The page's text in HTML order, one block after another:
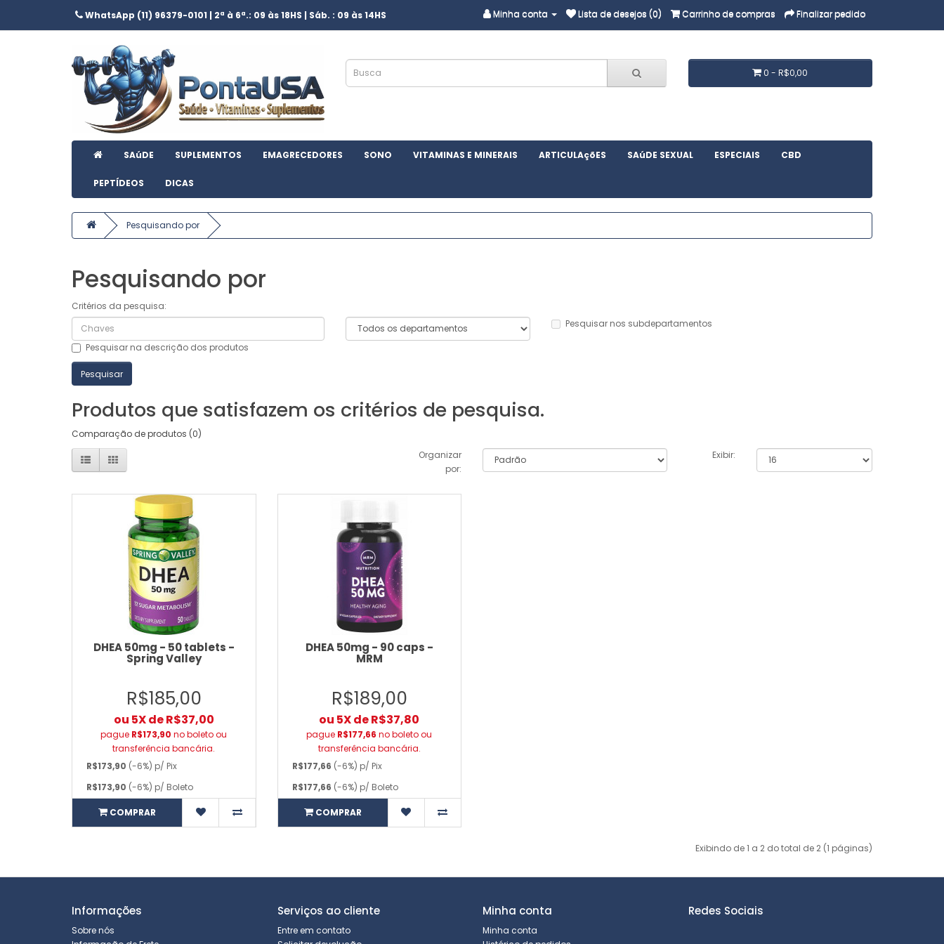
WhatsApp (11) 96379-0101 | 2ª à 6ª.: 09 às 18HS | Sáb. : 09 às 14HS Minha conta Lista de desejos (0) Carrinho de compras Finalizar pedido
0 - R$0,00
SAúDE SUPLEMENTOS EMAGRECEDORES SONO VITAMINAS E MINERAIS ARTICULAçõES SAúDE SEXUAL ESPECIAIS CBD
PEPTÍDEOS DICAS
Pesquisando por
Pesquisando por
Critérios da pesquisa:
Pesquisar nos subdepartamentos
Pesquisar na descrição dos produtos
Produtos que satisfazem os critérios de pesquisa.
Comparação de produtos (0)
Organizar
por:
Exibir:
DHEA 50mg - 50 tablets -
Spring Valley
R$185,00
ou 5X de R$37,00
pague R$173,90 no boleto ou
transferência bancária.
R$173,90 (-6%) p/ Pix
R$173,90 (-6%) p/ Boleto
COMPRAR
DHEA 50mg - 90 caps -
MRM
R$189,00
ou 5X de R$37,80
pague R$177,66 no boleto ou
transferência bancária.
R$177,66 (-6%) p/ Pix
R$177,66 (-6%) p/ Boleto
COMPRAR
Exibindo de 1 a 2 do total de 2 (1 páginas)
Informações
Sobre nós
Serviços ao cliente
Entre em contato
Minha conta
Minha conta
Redes Sociais